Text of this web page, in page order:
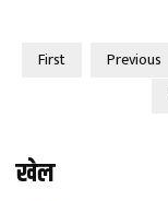
First Previous
खेल